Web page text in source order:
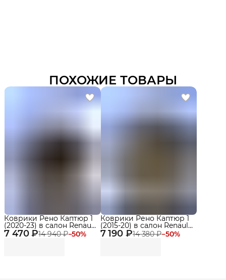
ПОХОЖИЕ ТОВАРЫ
7 470 ₽14 940 ₽−50%
Коврики Рено Каптюр 1
(2020-23) в салон Renault
рестайлинг с
бортиками, эва, eva
7 190 ₽14 380 ₽−50%
Коврики Рено Каптюр 1
(2015-20) в салон Renault
с бортиками, эва, eva